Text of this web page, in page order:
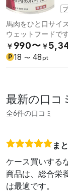
馬肉をひと口サイ
ウェットフードです
￥ 990〜 ￥
P 18 〜 48 pt
最新の口コ
全6件の口コミ
ま
ケース買いする
商品は、総合栄
は最適です。